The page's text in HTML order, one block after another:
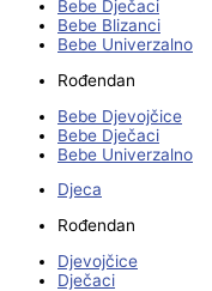
Bebe Dječaci
Bebe Blizanci
Bebe Univerzalno
Rođendan
Bebe Djevojčice
Bebe Dječaci
Bebe Univerzalno
Djeca
Rođendan
Djevojčice
Dječaci